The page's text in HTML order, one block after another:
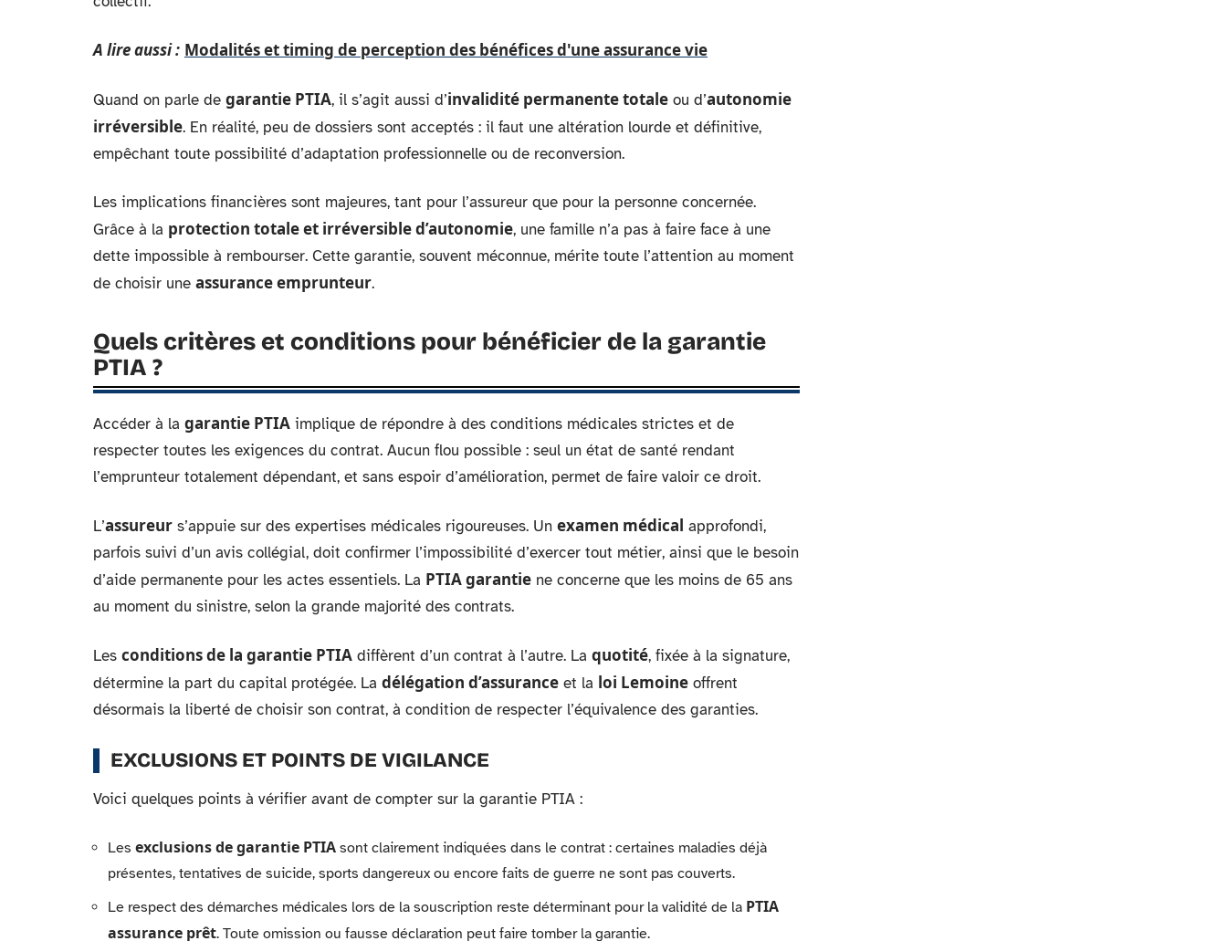
A lire aussi : Modalités et timing de perception des bénéfices d'une assurance vie
Quand on parle de garantie PTIA, il s’agit aussi d’invalidité permanente totale ou d’autonomie
irréversible. En réalité, peu de dossiers sont acceptés : il faut une altération lourde et définitive,
empêchant toute possibilité d’adaptation professionnelle ou de reconversion.
Les implications financières sont majeures, tant pour l’assureur que pour la personne concernée.
Grâce à la protection totale et irréversible d’autonomie, une famille n’a pas à faire face à une
dette impossible à rembourser. Cette garantie, souvent méconnue, mérite toute l’attention au moment
de choisir une assurance emprunteur.
Quels critères et conditions pour bénéficier de la garantie
PTIA ?
Accéder à la garantie PTIA implique de répondre à des conditions médicales strictes et de
respecter toutes les exigences du contrat. Aucun flou possible : seul un état de santé rendant
l’emprunteur totalement dépendant, et sans espoir d’amélioration, permet de faire valoir ce droit.
L’assureur s’appuie sur des expertises médicales rigoureuses. Un examen médical approfondi,
parfois suivi d’un avis collégial, doit confirmer l’impossibilité d’exercer tout métier, ainsi que le besoin
d’aide permanente pour les actes essentiels. La PTIA garantie ne concerne que les moins de 65 ans
au moment du sinistre, selon la grande majorité des contrats.
Les conditions de la garantie PTIA diffèrent d’un contrat à l’autre. La quotité, fixée à la signature,
détermine la part du capital protégée. La délégation d’assurance et la loi Lemoine offrent
désormais la liberté de choisir son contrat, à condition de respecter l’équivalence des garanties.
EXCLUSIONS ET POINTS DE VIGILANCE
Voici quelques points à vérifier avant de compter sur la garantie PTIA :
Les exclusions de garantie PTIA sont clairement indiquées dans le contrat : certaines maladies déjà
présentes, tentatives de suicide, sports dangereux ou encore faits de guerre ne sont pas couverts.
Le respect des démarches médicales lors de la souscription reste déterminant pour la validité de la PTIA
assurance prêt. Toute omission ou fausse déclaration peut faire tomber la garantie.